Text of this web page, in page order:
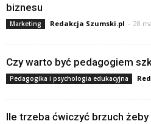
biznesu
Marketing Redakcja Szumski.pl - 28
Czy warto być pedagogiem
Pedagogika i psychologia edukacyjna
Ile trzeba ćwiczyć brzuch